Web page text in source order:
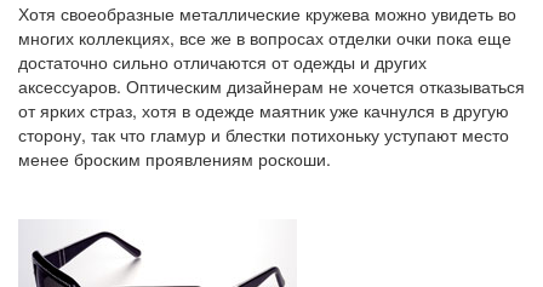
Хотя своеобразные металлические кружева можно увидеть во
многих коллекциях, все же в вопросах отделки очки пока еще
достаточно сильно отличаются от одежды и других
аксессуаров. Оптическим дизайнерам не хочется отказываться
от ярких страз, хотя в одежде маятник уже качнулся в другую
сторону, так что гламур и блестки потихоньку уступают место
менее броским проявлениям роскоши.